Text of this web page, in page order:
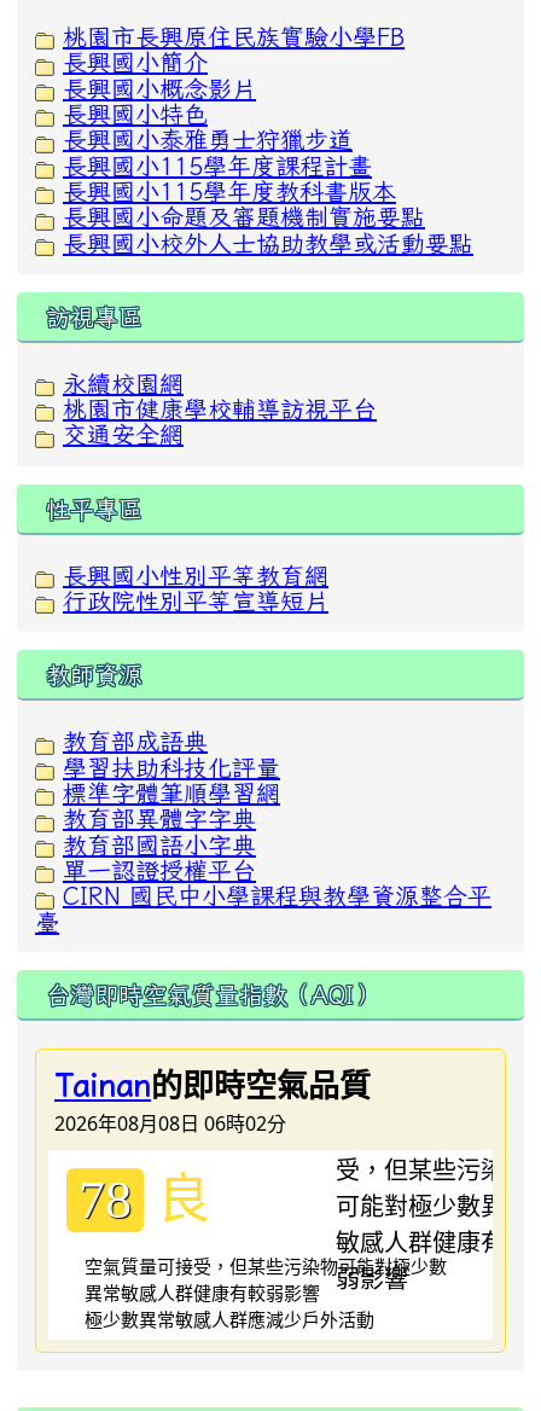
桃園市長興原住民族實驗小學FB
長興國小簡介
長興國小概念影片
長興國小特色
長興國小泰雅勇士狩獵步道
長興國小115學年度課程計畫
長興國小115學年度教科書版本
長興國小命題及審題機制實施要點
長興國小校外人士協助教學或活動要點
訪視專區
永續校園網
桃園市健康學校輔導訪視平台
交通安全網
性平專區
長興國小性別平等教育網
行政院性別平等宣導短片
教師資源
教育部成語典
學習扶助科技化評量
標準字體筆順學習網
教育部異體字字典
教育部國語小字典
單一認證授權平台
CIRN 國民中小學課程與教學資源整合平
臺
台灣即時空氣質量指數（AQI）
Tainan的即時空氣品質
2026年08月08日 06時02分
78 良
空氣質量可接受，但某些污染物可能對極少數
異常敏感人群健康有較弱影響
極少數異常敏感人群應減少戶外活動